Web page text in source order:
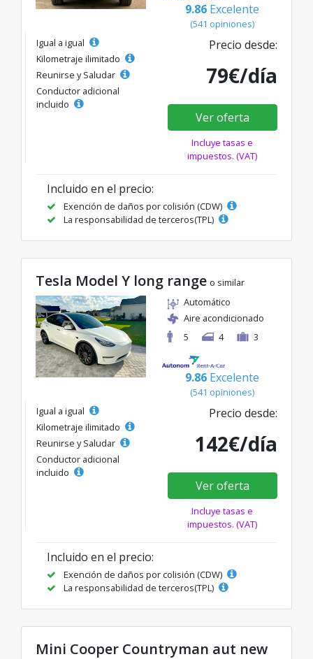
9.86 Excelente
(541 opiniones)
Igual a igual
Kilometraje ilimitado
Reunirse y Saludar
Conductor adicional
incluido
Precio desde:
79€/día
Ver oferta
Incluye tasas e
impuestos. (VAT)
Incluido en el precio:
Exención de daños por colisión (CDW)
La responsabilidad de terceros(TPL)
Tesla Model Y long range o similar
Automático
Aire acondicionado
5
4 3
9.86 Excelente
(541 opiniones)
Igual a igual
Kilometraje ilimitado
Reunirse y Saludar
Conductor adicional
incluido
Precio desde:
142€/día
Ver oferta
Incluye tasas e
impuestos. (VAT)
Incluido en el precio:
Exención de daños por colisión (CDW)
La responsabilidad de terceros(TPL)
Mini Cooper Countryman aut new